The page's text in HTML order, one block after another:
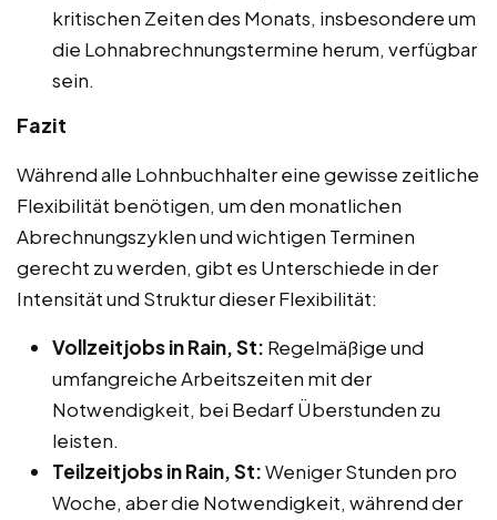
kritischen Zeiten des Monats, insbesondere um
die Lohnabrechnungstermine herum, verfügbar
sein.
Fazit
Während alle Lohnbuchhalter eine gewisse zeitliche
Flexibilität benötigen, um den monatlichen
Abrechnungszyklen und wichtigen Terminen
gerecht zu werden, gibt es Unterschiede in der
Intensität und Struktur dieser Flexibilität:
Vollzeitjobs in Rain, St: Regelmäßige und
umfangreiche Arbeitszeiten mit der
Notwendigkeit, bei Bedarf Überstunden zu
leisten.
Teilzeitjobs in Rain, St:Weniger Stunden pro
Woche, aber die Notwendigkeit, während der